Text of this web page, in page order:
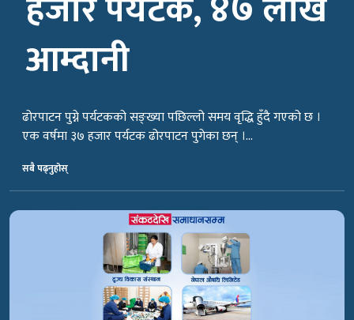
आम्दानी
ढोरपाटन पुग्ने पर्यटकको सङ्ख्या पछिल्लो समय वृद्धि हुँदै गएको छ ।
एक वर्षमा ३७ हजार पर्यटक ढोरपाटन पुगेका छन् ।…
सबै पढ्नुहोस्